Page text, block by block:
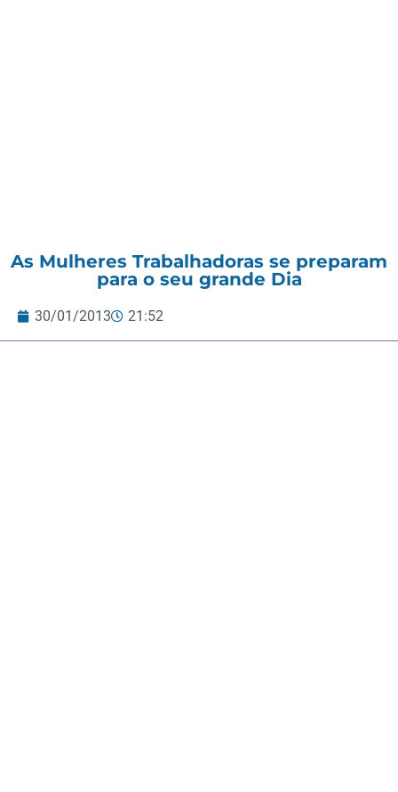
As Mulheres Trabalhadoras se preparam
para o seu grande Dia
30/01/2013 21:52